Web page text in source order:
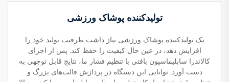
تولیدکننده پوشاک ورزشی
یک تولیدکننده پوشاک ورزشی نیاز داشت ظرفیت تولید خود را
افزایش دهد، در عین حال کیفیت را حفظ کند. پس از اجرای
کالاندرا سابلیماسیون بافتی با تنظیم فشار ما، نتایج قابل توجهی به
دست آورد. توانایی این دستگاه در پردازش قالب‌های بزرگ و